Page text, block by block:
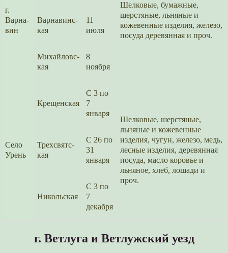
г.
Варна­
вин
Шелковые, бумажные,
шерстяные, льняные и
кожевен­ные изделия, железо,
посуда деревянная и проч.
Варнавинс­
кая
11
июля
Михайловс­
кая
8
ноября
Село
Урень
Крещенс­кая
С 3 по
7
января
Шелковые, шерстяные,
льняные и кожевен­ные
изделия, чугун, железо, медь,
лесные изделия, деревян­ная
посуда, масло коровье и
льняное, хлеб, лошади и
проч.
Трехсвятс­
кая
С 26 по
31
января
Никольс­кая
С 3 по
7
декабря
г. Ветлуга и Ветлужский уезд